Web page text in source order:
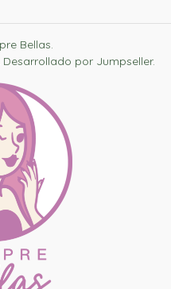
Bellas.
Desarrollado por Jumpseller.